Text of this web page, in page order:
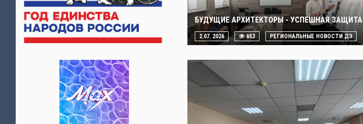
БУДУЩИЕ АРХИТЕКТОРЫ - УСПЕШНАЯ ЗАЩИТА
2.07. 2026 653 РЕГИОНАЛЬНЫЕ НОВОСТИ ДЭ